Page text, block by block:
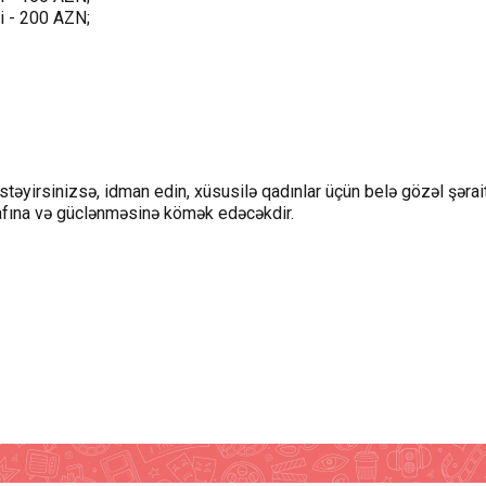
- 200 AZN;
idman edin, xüsusilə qadınlar üçün belə gözəl
və güclənməsinə kömək edəcəkdir.